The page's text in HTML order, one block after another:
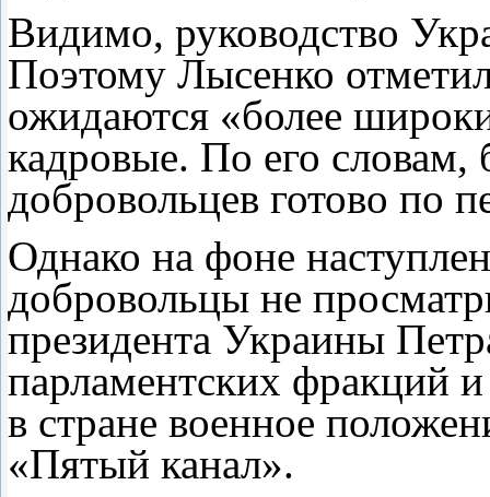
Видимо, руководство
Поэтому Лысенко
ожидаются «более
кадровые. По его словам,
добровольцев готово по
Однако на фоне
добровольцы не
президента Украины
парламентских фракций
в стране военное
«Пятый канал».